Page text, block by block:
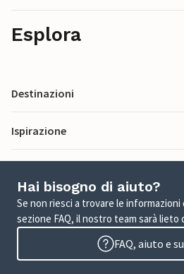
Esplora
Destinazioni
Ispirazione
Hai bisogno di aiuto?
Se non riesci a trovare le informazioni
sezione FAQ, il nostro team sarà lieto
FAQ, aiuto e